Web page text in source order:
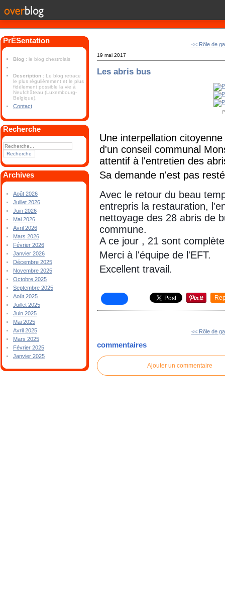
PrÉSentation
Blog : le blog chestrolais
Description : Le blog retrace
le plus régulièrement et le plus
fidèlement possible la vie à
Neufchâteau (Luxembourg-
Belgique).
Contact
Recherche
Archives
Août 2026
Juillet 2026
Juin 2026
Mai 2026
Avril 2026
Mars 2026
Février 2026
Janvier 2026
Décembre 2025
Novembre 2025
Octobre 2025
Septembre 2025
Août 2025
Juillet 2025
Juin 2025
Mai 2025
Avril 2025
Mars 2025
Février 2025
Janvier 2025
<< Rôle de
19 mai 2017
Les abris bus
Une interpellation
d'un conseil communal
attentif à l'entretien des
Sa demande n'est pas
Avec le retour du beau
entrepris la restauration,
nettoyage des 28 abris de
commune.
A ce jour , 21 sont
Merci à l'équipe de l'EFT.
Excellent travail.
<< Rôle de
commentaires
Ajouter un commentaire